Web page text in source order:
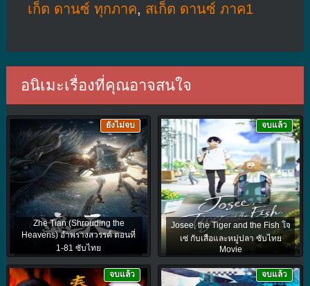
เก็ต ดานซ์ ทุกภาค, สเก็ต ดานซ์ ภาค1
อนิเมะเรื่องที่คุณอาจสนใจ
Zhe Tian (Shrouding the
Heavens) อำพรางสวรรค์ ตอนที่
1-81 ซับไทย
ยังไม่จบ
Josee, the Tiger and the Fish โจ
เซ่ กับเสือและหมู่ปลา ซับไทย
Movie
จบแล้ว
จบแล้ว จบแล้ว